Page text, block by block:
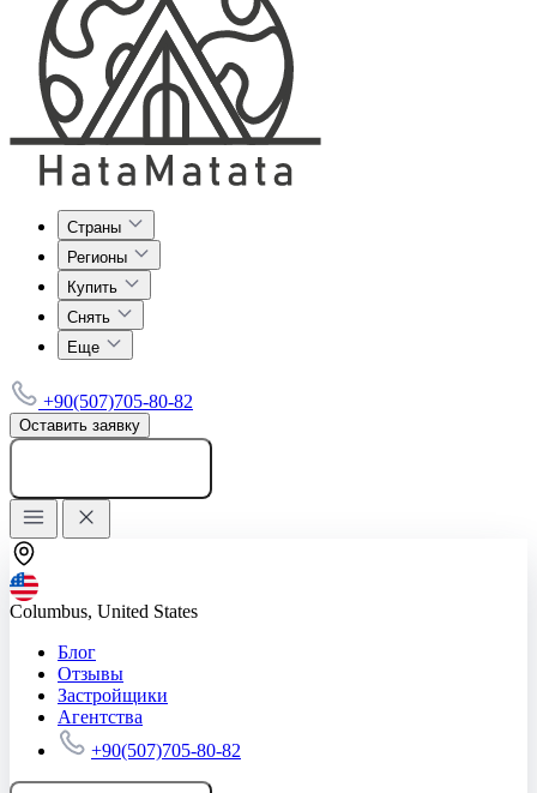
Страны
Регионы
Купить
Снять
Еще
+90(507)705-80-82
Оставить заявку
Columbus, United States
Блог
Отзывы
Застройщики
Агентства
+90(507)705-80-82